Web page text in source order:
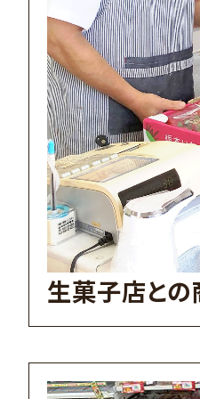
生菓子店と